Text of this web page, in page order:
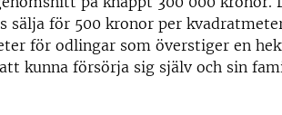
sälja för 500 kronor per
för odlingar som överstiger en
kunna försörja sig själv och sin